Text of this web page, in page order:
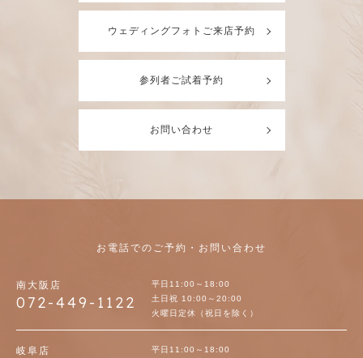
ウェディングフォトご来店予約
参列者ご試着予約
お問い合わせ
お電話でのご予約・お問い合わせ
南大阪店
072-449-1122
平日11:00～18:00
土日祝 10:00～20:00
火曜日定休（祝日を除く）
岐阜店
平日11:00～18:00